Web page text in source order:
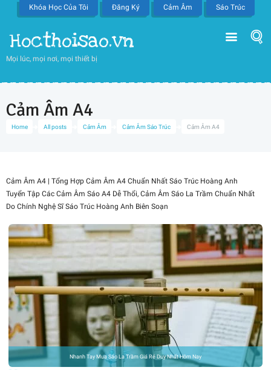
Khóa Học Của Tôi Đăng Ký Cảm Âm Sáo Trúc
Hocthoisao.vn
Mọi lúc, mọi nơi, mọi thiết bị
Home All posts Cảm Âm Cảm Âm Sáo Trúc Cảm Âm A4
Cảm Âm A4
Cảm Âm A4 | Tổng Hợp Cảm Âm A4 Chuẩn Nhất Sáo Trúc Hoàng Anh
Tuyển Tập Các Cảm Âm Sáo A4 Dễ Thổi, Cảm Âm Sáo La Trầm Chuẩn Nhất
Do Chính Nghệ Sĩ Sáo Trúc Hoàng Anh Biên Soạn
Nhanh Tay Mua Sáo La Trầm Giá Rẻ Duy Nhất Hôm Nay